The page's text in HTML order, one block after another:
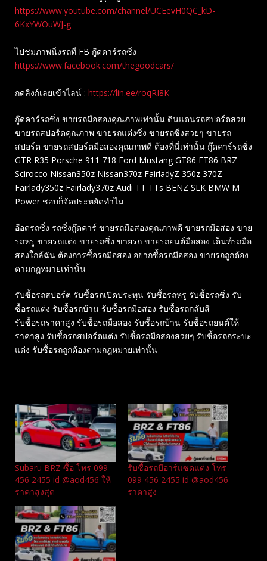
https://www.youtube.com/channel/UCEevH0QC_kD-
6KxYWOuWJ-g
ไปชมภาพนิ่งรถที่ FB กู๊ดคาร์รถซิ่ง
https://www.facebook.com/thegoodcars/
กดลิงก์เลยเข้าไลน์ : https://lin.ee/roqRI8K
กู๊ดคาร์รถซิ่ง ขายรถมือสองคุณภาพเท่านั้น ดินแดนรถสปอร์ตสวย
ขายรถสปอร์ตคุณภาพ ขายรถแต่งซิ่ง ขายรถซิ่งสวยๆ ขายรถ
สปอร์ต ขายรถสปอร์ตมือสองคุณภาพดี ต้องที่นี่เท่านั้น กู๊ดคาร์รถซิ่ง
GTR R35 Porsche 911 718 Ford Mustang GT86 FT86 BRZ
Scirocco Nissan350z Nissan370z FairladyZ 350z 370Z
Fairlady350z Fairlady370z Audi TT TTs BENZ SLK BMW M
Power ชอบก็จัดประหยัดทำไม
อ๊อดรถซิ่ง รถซิ่งกู๊ดคาร์ ขายรถมือสองคุณภาพดี ขายรถมือสอง ขาย
รถหรู ขายรถแต่ง ขายรถซิ่ง ขายรถ ขายรถยนต์มือสอง เต็นท์รถมือ
สองใกล้ฉัน ต้องการซื้อรถมือสอง อยากซื้อรถมือสอง ขายรถถูกต้อง
ตามกฎหมายเท่านั้น
รับซื้อรถสปอร์ต รับซื้อรถเปิดประทุน รับซื้อรถหรู รับซื้อรถซิ่ง รับ
ซื้อรถแต่ง รับซื้อรถบ้าน รับซื้อรถมือสอง รับซื้อรถกลับสี
รับซื้อรถราคาสูง รับซื้อรถมือสอง รับซื้อรถบ้าน รับซื้อรถยนต์ให้
ราคาสูง รับซื้อรถสปอร์ตแต่ง รับซื้อรถมือสองสวยๆ รับซื้อรถกระบะ
แต่ง รับซื้อรถถูกต้องตามกฎหมายเท่านั้น
Subaru BRZ ซื้อ โทร 099
456 2455 id @aod456 ให้
ราคาสูงสุด
รับซื้อรถบีอาร์แซดแต่ง โทร
099 456 2455 id @aod456
ราคาสูง